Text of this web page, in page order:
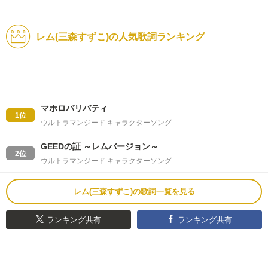
レム(三森すずこ)の人気歌詞ランキング
1位
マホロバリバティ
ウルトラマンジード キャラクターソング
2位
GEEDの証 ～レムバージョン～
ウルトラマンジード キャラクターソング
レム(三森すずこ)の歌詞一覧を見る
ランキング共有 ランキング共有